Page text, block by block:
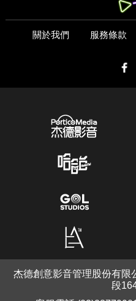
關於我們 服務條款
杰德創意影音管理股份有限
段